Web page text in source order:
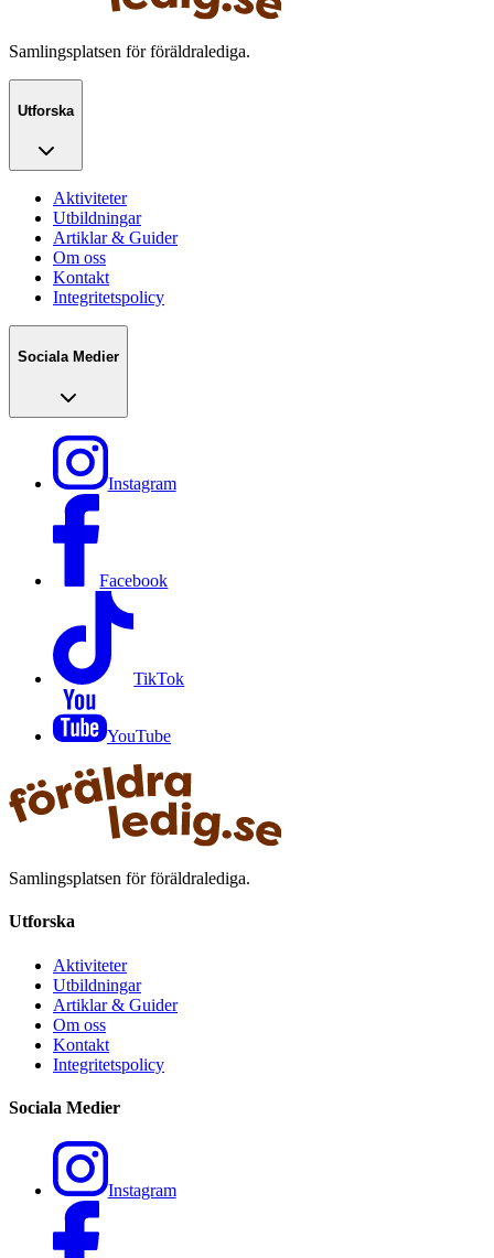
Samlingsplatsen för föräldralediga.
Utforska
Aktiviteter
Utbildningar
Artiklar & Guider
Om oss
Kontakt
Integritetspolicy
Sociala Medier
Instagram
Facebook
TikTok
YouTube
Samlingsplatsen för föräldralediga.
Utforska
Aktiviteter
Utbildningar
Artiklar & Guider
Om oss
Kontakt
Integritetspolicy
Sociala Medier
Instagram